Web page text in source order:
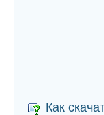
Как